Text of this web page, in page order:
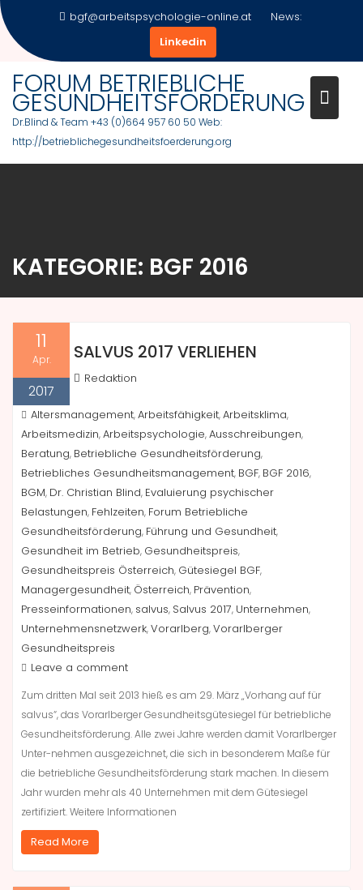
Skip
to
content
bgf@arbeitspsychologie-online.at
News:
Linkedin
FORUM BETRIEBLICHE
GESUNDHEITSFÖRDERUNG
Dr.Blind & Team +43 (0)664 957 60 50 Web:
http://betrieblichegesundheitsfoerderung.org
KATEGORIE: BGF 2016
11
Apr.
2017
SALVUS 2017 VERLIEHEN
Redaktion
Altersmanagement,Arbeitsfähigkeit,Arbeitsklima,
Arbeitsmedizin,Arbeitspsychologie,Ausschreibungen,
Beratung, Betriebliche Gesundheitsförderung,
Betriebliches Gesundheitsmanagement, BGF, BGF 2016,
BGM, Dr. Christian Blind, Evaluierung psychischer
Belastungen, Fehlzeiten, Forum Betriebliche
Gesundheitsförderung, Führung und Gesundheit,
Gesundheit im Betrieb, Gesundheitspreis,
Gesundheitspreis Österreich, Gütesiegel BGF,
Managergesundheit, Österreich, Prävention,
Presseinformationen, salvus, Salvus 2017, Unternehmen,
Unternehmensnetzwerk,Vorarlberg,Vorarlberger
Gesundheitspreis
Leave a comment
Zum dritten Mal seit 2013 hieß es am 29. März „Vorhang auf für
salvus“, das Vorarlberger Gesundheitsgütesiegel für betriebliche
Gesundheitsförderung. Alle zwei Jahre werden damit Vorarlberger
Unter-nehmen ausgezeichnet, die sich in besonderem Maße für
die betriebliche Gesundheitsförderung stark machen. In diesem
Jahr wurden mehr als 40 Unternehmen mit dem Gütesiegel
zertifiziert. Weitere Informationen
Read More